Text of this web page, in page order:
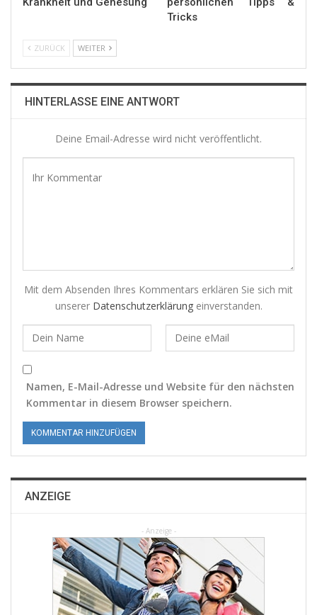
Tricks
ZURÜCK WEITER
HINTERLASSE EINE ANTWORT
Deine Email-Adresse wird nicht veröffentlicht.
Mit dem Absenden Ihres Kommentars erklären Sie sich mit
unserer Datenschutzerklärungeinverstanden.
Namen, E-Mail-Adresse und Website für den nächsten
Kommentar in diesem Browser speichern.
ANZEIGE
- Anzeige -